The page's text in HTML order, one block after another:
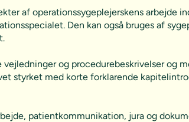
af operationssygeplejerskens arbejde
Den kan også bruges af
og procedurebeskrivelser og
styrket med korte forklarende
patientkommunikation, jura og